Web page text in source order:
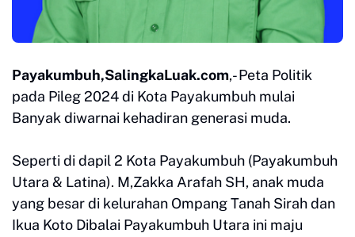
Payakumbuh,SalingkaLuak.com,- Peta Politik
pada Pileg 2024 di Kota Payakumbuh mulai
Banyak diwarnai kehadiran generasi muda.
Seperti di dapil 2 Kota Payakumbuh (Payakumbuh
Utara & Latina). M,Zakka Arafah SH, anak muda
yang besar di kelurahan Ompang Tanah Sirah dan
Ikua Koto Dibalai Payakumbuh Utara ini maju